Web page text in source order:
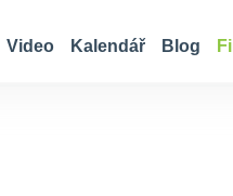
Video Kalendář Blog